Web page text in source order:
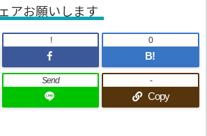
アお願いします
!
B!
0
Send
Copy
-